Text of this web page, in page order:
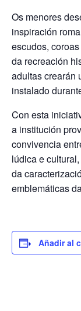
Os menores
inspiración
escudos,
da recreación
adultas crearán
instalado
Con esta
a institución
convivencia
lúdica e
da
emblemáticas
Añadir al